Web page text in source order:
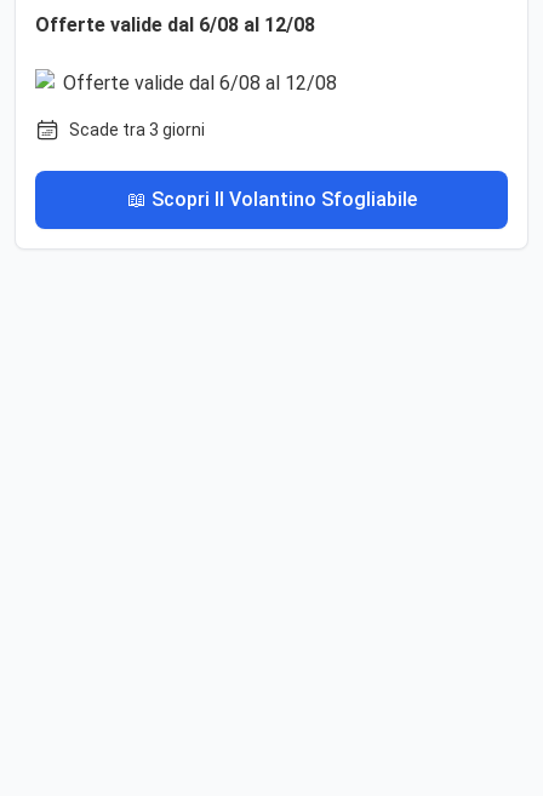
Offerte valide dal 6/08 al 12/08
Scade tra 3 giorni
📖 Scopri Il Volantino Sfogliabile